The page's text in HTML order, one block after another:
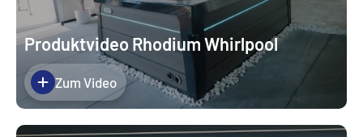
Produktvideo Rhodium Whirlpool
Zum Video